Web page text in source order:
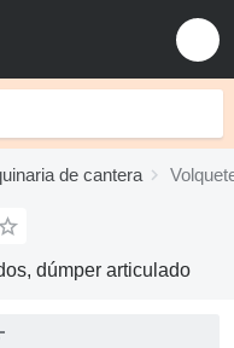
de cantera
dúmper articulado